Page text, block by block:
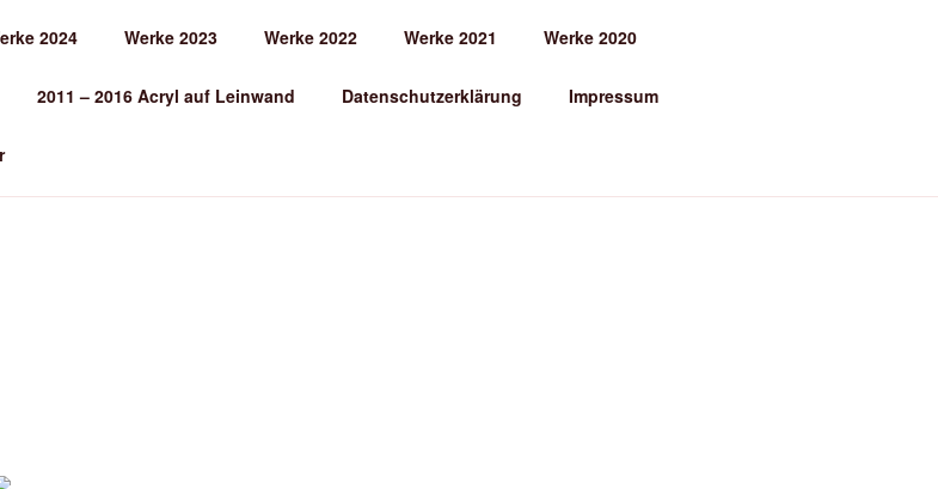
2024 Werke 2023 Werke 2022 Werke 2021 Werke 2020
2011 – 2016 Acryl auf Leinwand Datenschutzerklärung Impressum